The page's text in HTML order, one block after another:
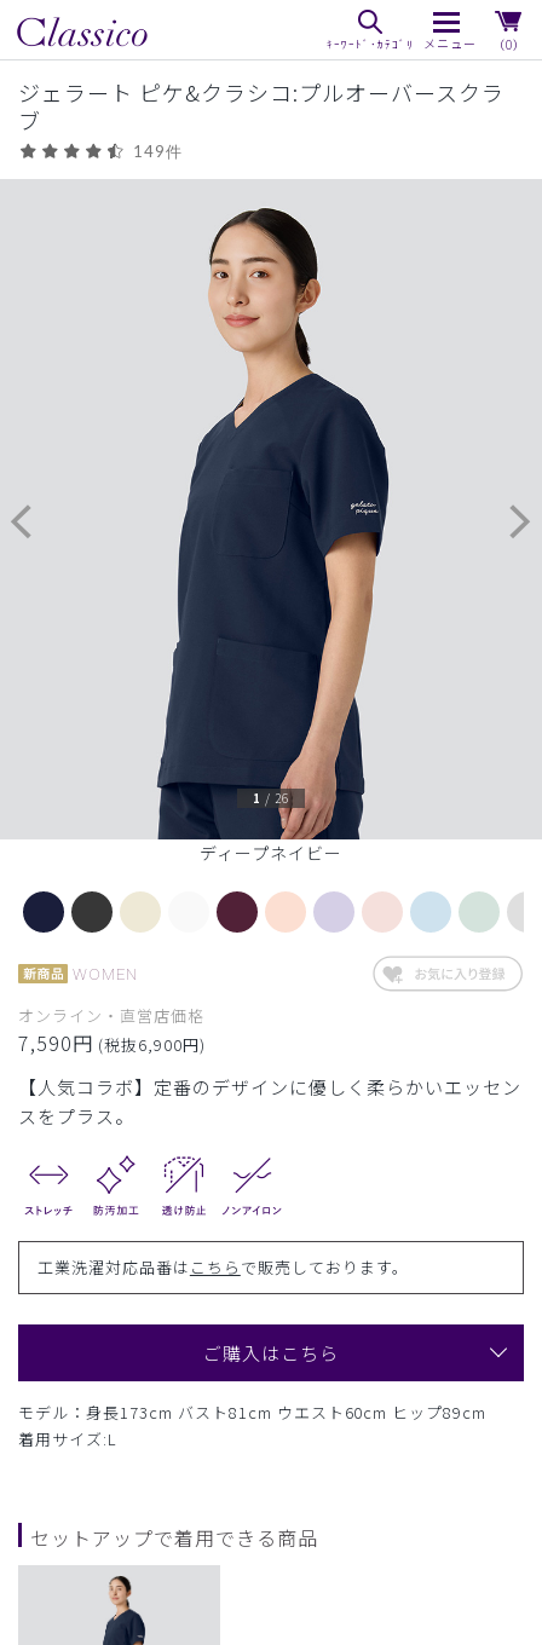
（0）
ジェラート ピケ&クラシコ:プルオーバースクラ
ブ
149件
ディープネイビー
1 / 26
WOMEN
オンライン・直営店価格
7,590円 (税抜6,900円)
【人気コラボ】定番のデザインに優しく柔らかいエッセン
スをプラス。
工業洗濯対応品番は こちら で販売しております。
ご購入はこちら
モデル：身長173cm バスト81cm ウエスト60cm ヒップ89cm
着用サイズ:L
セットアップで着用できる商品